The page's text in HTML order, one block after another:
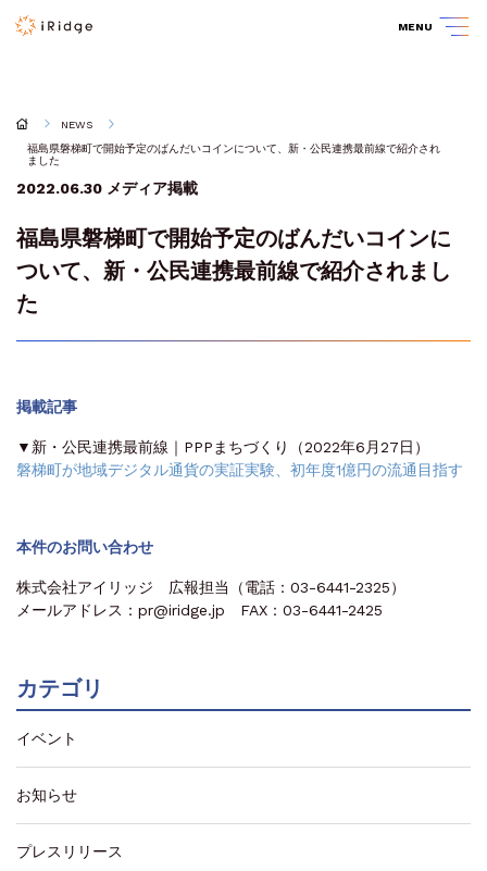
MENU
NEWS
福島県磐梯町で開始予定のばんだいコインについて、新・公民連携最前線で紹介され
ました
2022.06.30 メディア掲載
福島県磐梯町で開始予定のばんだいコインに
ついて、新・公民連携最前線で紹介されまし
た
掲載記事
▼新・公民連携最前線｜PPPまちづくり（2022年6月27日）
磐梯町が地域デジタル通貨の実証実験、初年度1億円の流通目指す
本件のお問い合わせ
株式会社アイリッジ 広報担当（電話：03-6441-2325）
メールアドレス：pr@iridge.jp FAX：03-6441-2425
カテゴリ
イベント
お知らせ
プレスリリース